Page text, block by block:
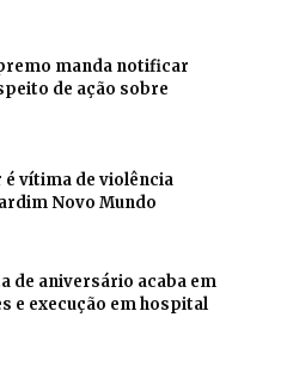
manda notificar
de ação sobre
é vítima de violência
Novo Mundo
de aniversário acaba em
e execução em hospital